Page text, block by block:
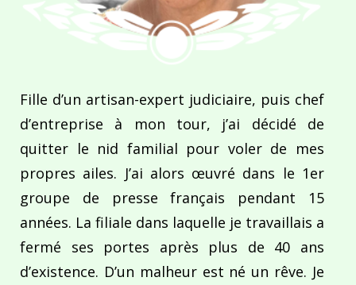
Fille d’un artisan-expert judiciaire, puis chef
d’entreprise à mon tour, j’ai décidé de
quitter le nid familial pour voler de mes
propres ailes. J’ai alors œuvré dans le 1er
groupe de presse français pendant 15
années. La filiale dans laquelle je travaillais a
fermé ses portes après plus de 40 ans
d’existence. D’un malheur est né un rêve. Je